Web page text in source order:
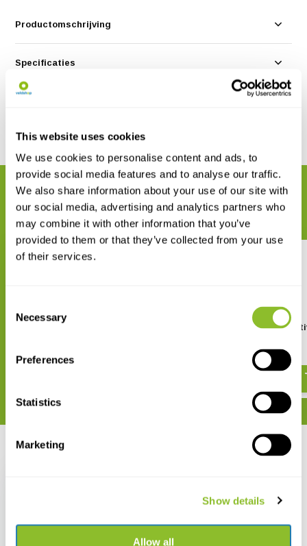
This website uses cookies
We use cookies to personalise content and ads, to
provide social media features and to analyse our traffic.
We also share information about your use of our site with
our social media, advertising and analytics partners who
may combine it with other information that you’ve
provided to them or that they’ve collected from your use
of their services.
Selection
Necessary
Preferences
Statistics
Marketing
Show details
Allow all
Productomschrijving
Specificaties
Delen
GERELATEERDE PRODUCTEN
Maak uw bestelling compleet
Atlas of Chinese
€ 889,43
Recent bekeken